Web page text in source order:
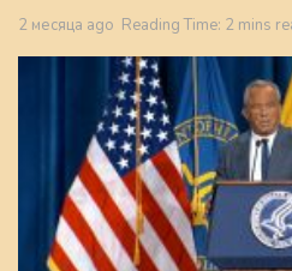
2 месяца ago Reading Time: 2 mins